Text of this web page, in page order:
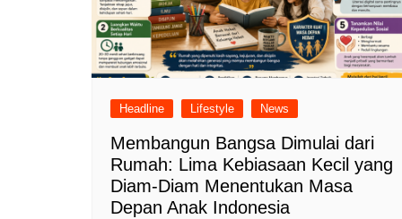
Headline Lifestyle News
Membangun Bangsa Dimulai dari
Rumah: Lima Kebiasaan Kecil yang
Diam-Diam Menentukan Masa
Depan Anak Indonesia